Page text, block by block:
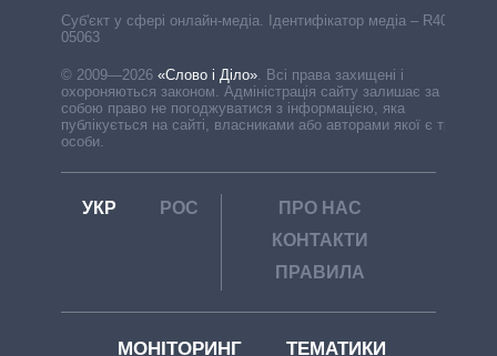
Cуб'єкт у сфері онлайн-медіа. Ідентифікатор медіа – R40-
05063
© 2009—2026 «Слово і Діло». Всі права захищені і
охороняються законом. Адміністрація сайту залишає за
собою право не погоджуватися з інформацією, яка
публікується на сайті, власниками або авторами якої є треті
особи.
УКР РОС
ПРО НАС
КОНТАКТИ
ПРАВИЛА
МОНІТОРИНГ ТЕМАТИКИ